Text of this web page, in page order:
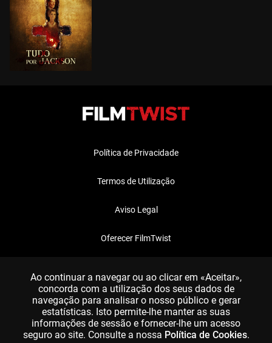
Política de Privacidade
Termos de Utilização
Aviso Legal
Oferecer FilmTwist
Ao continuar a navegar ou ao clicar em «Aceitar»,
concorda com a utilização dos seus dados de
navegação para analisar o nosso público e gerar
estatísticas. Isto permite-lhe manter as suas
informações de sessão e fornecer-lhe um acesso
seguro ao site. Consulte a nossa Política de Cookies.